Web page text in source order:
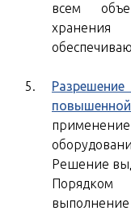
всем
Решение